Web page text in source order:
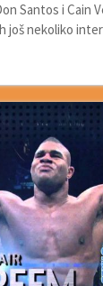
Santos i Cain
još nekoliko